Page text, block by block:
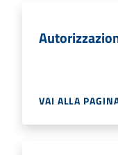
VAI ALLA